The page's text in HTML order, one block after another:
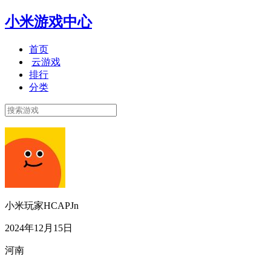
小米游戏中心
首页
云游戏
排行
分类
小米玩家HCAPJn
2024年12月15日
河南